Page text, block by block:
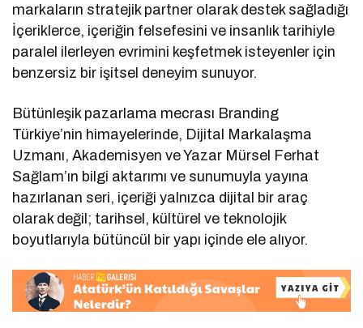
markaların stratejik partner olarak destek sağladığı
İçeriklerce, içeriğin felsefesini ve insanlık tarihiyle
paralel ilerleyen evrimini keşfetmek isteyenler için
benzersiz bir işitsel deneyim sunuyor.
Bütünleşik pazarlama mecrası Branding
Türkiye’nin himayelerinde, Dijital Markalaşma
Uzmanı, Akademisyen ve Yazar Mürsel Ferhat
Sağlam’ın bilgi aktarımı ve sunumuyla yayına
hazırlanan seri, içeriği yalnızca dijital bir araç
olarak değil; tarihsel, kültürel ve teknolojik
boyutlarıyla bütüncül bir yapı içinde ele alıyor.